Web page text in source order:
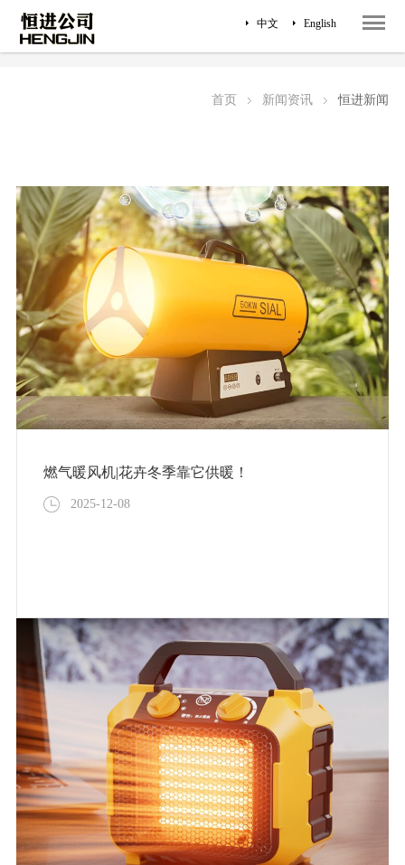
中文 English
恒进新闻 行业新闻
恒进新闻
新闻资讯
首页
燃气暖风机|花卉冬季靠它供暖！
2025-12-08